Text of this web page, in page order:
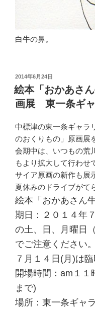
白牛の鼻。
投
稿
日:
2014年6月24日
絵本「おかあさ
画展 東一条ギャ
中標津の東一条ギャラ
のおくりもの」原画展
会期中は、いつもの荒
もより拡大して行わせ
サイア原画の新作も展
夏休みのドライブがて
絵本「おかあさん
期日：２０１４年
の土、日、月曜日
でご注意ください。
７月１４日(月)は
開場時間：am１１
まで)
場所：東一条ギャ